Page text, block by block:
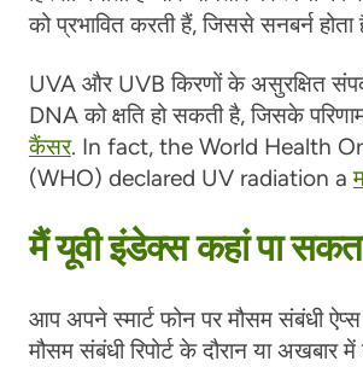
को प्रभावित करती हैं, जिससे सनबर्न होता
UVA और UVB किरणों के असुरक्षित
DNA को क्षति हो सकती है, जिसके
कैंसर. In fact, the World Health
(WHO) declared UV radiation a
मैं यूवी इंडेक्स कहां पा
आप अपने स्मार्ट फोन पर मौसम संबंधी ऐप्स
मौसम संबंधी रिपोर्ट के दौरान या अखबार